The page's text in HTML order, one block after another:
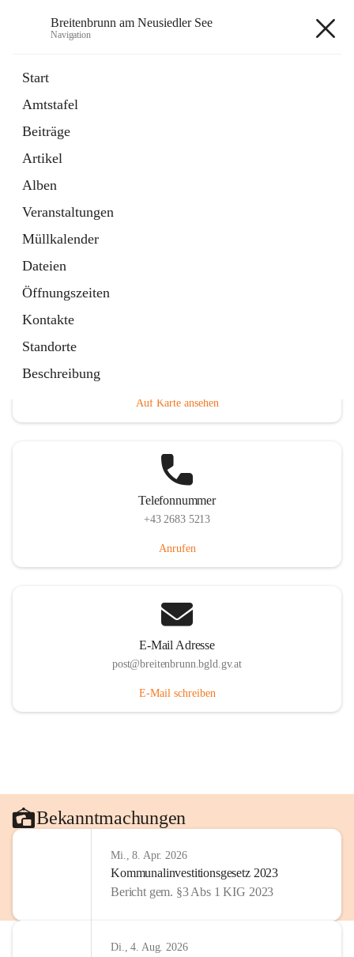
Breitenbrunn am Neusiedler See
Navigation
Start
Amtstafel
Beiträge
Artikel
Alben
Veranstaltungen
Müllkalender
Dateien
Öffnungszeiten
Kontakte
Standorte
Beschreibung
18 Schnellzugriffe
Gemeindeservice
Auf Karte ansehen
Telefonnummer
+43 2683 5213
Anrufen
E-Mail Adresse
post@breitenbrunn.bgld.gv.at
E-Mail schreiben
Bekanntmachungen
Mi., 8. Apr. 2026
Kommunalinvestitionsgesetz 2023
Bericht gem. §3 Abs 1 KIG 2023
Di., 4. Aug. 2026